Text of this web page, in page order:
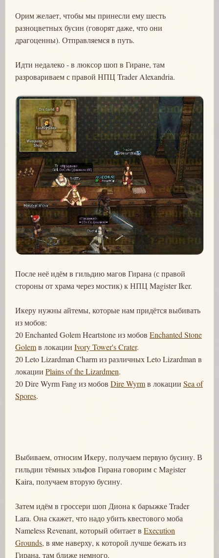
Орим желает, чтобы мы принесли ему шесть
разноцветных бусин (говорят даже, что они
драгоценны). Отправляемся в путь.
Идти недалеко - в люксор шоп в Гиране, там
разровариваем с правой НПЦ Trader Alexandria.
После неё идём в гильдию магов Гирана (с правой
стороны от храма через мостик) к НПЦ Magister Iker.
Икеру нужны айтемы, которые нам придётся выбивать
из мобов:
20 Enchanted Golem Heartstone из мобов Enchanted Stone
Golemв локации Ivory Tower's Crater.
20 Leto Lizardman Charm из различных Leto Lizardman в
локации Plains of the Lizardmen.
20 Dire Wyrm Fang из мобов Dire Wyrmв локации Sea of
Spores.
Выбиваем, относим Икеру, получаем первую бусину. В
гильдии тёмных эльфов Гирана говорим с Magister
Kaira, получаем вторую бусину.
Затем идём в гроссери шоп Диона к барыжке Trader
Lara. Она скажет, что надо убить квестового моба
Nameless Revenant, который обитает в Execution
Grounds, в яме наверху, к которой лучше бежать из
Гирана, там ближе немного.